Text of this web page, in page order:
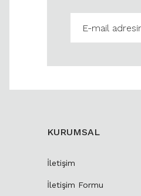
KURUMSAL
İletişim
İletişim Formu